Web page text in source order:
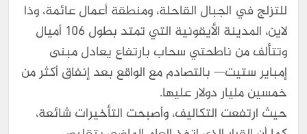
للتزلج في الجبال القاحلة، ومنطقة أعمال عائمة، وذا
لاين، المدينة الأيقونية التي تمتد بطول 106 أميال
وتتألف من ناطحتي سحاب بارتفاع يعادل مبنى
إمباير ستيت— بالتصادم مع الواقع بعد إنفاق أكثر من
خمسين مليار دولار عليها.
حيث ارتفعت التكاليف، وأصبحت التأخيرات شائعة،